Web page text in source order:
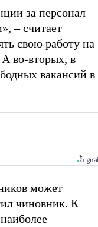
за персонал
– считает
свою работу на
во-вторых, в
вакансий в
может
чиновник. К